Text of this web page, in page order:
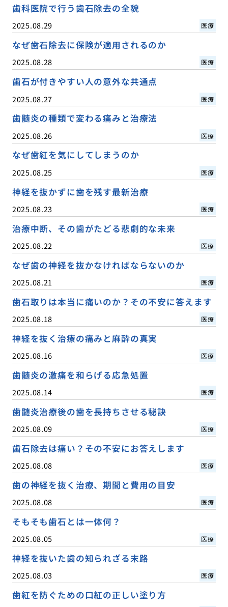
歯科医院で行う歯石除去の全貌
2025.08.29 医療
なぜ歯石除去に保険が適用されるのか
2025.08.28 医療
歯石が付きやすい人の意外な共通点
2025.08.27 医療
歯髄炎の種類で変わる痛みと治療法
2025.08.26 医療
なぜ歯紅を気にしてしまうのか
2025.08.25 医療
神経を抜かずに歯を残す最新治療
2025.08.23 医療
治療中断、その歯がたどる悲劇的な未来
2025.08.22 医療
なぜ歯の神経を抜かなければならないのか
2025.08.21 医療
歯石取りは本当に痛いのか？その不安に答えます
2025.08.18 医療
神経を抜く治療の痛みと麻酔の真実
2025.08.16 医療
歯髄炎の激痛を和らげる応急処置
2025.08.14 医療
歯髄炎治療後の歯を長持ちさせる秘訣
2025.08.09 医療
歯石除去は痛い？その不安にお答えします
2025.08.08 医療
歯の神経を抜く治療、期間と費用の目安
2025.08.08 医療
そもそも歯石とは一体何？
2025.08.05 医療
神経を抜いた歯の知られざる末路
2025.08.03 医療
歯紅を防ぐための口紅の正しい塗り方